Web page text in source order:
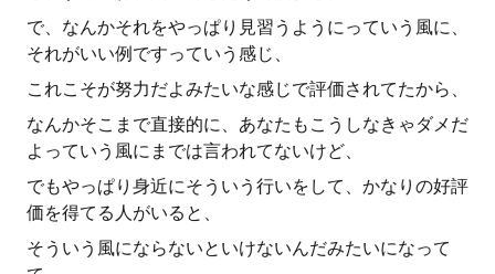
で、なんかそれをやっぱり見習うようにっていう風に、
それがいい例ですっていう感じ、
これこそが努力だよみたいな感じで評価されてたから、
なんかそこまで直接的に、あなたもこうしなきゃダメだ
よっていう風にまでは言われてないけど、
でもやっぱり身近にそういう行いをして、かなりの好評
価を得てる人がいると、
そういう風にならないといけないんだみたいになって